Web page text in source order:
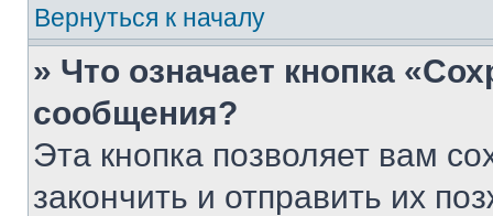
Вернуться к началу
» Что означает кнопка
сообщения?
Эта кнопка позволяет вам
закончить и отправить их